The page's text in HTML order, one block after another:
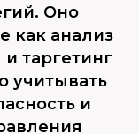
Оно
как анализ
таргетинг
учитывать
и